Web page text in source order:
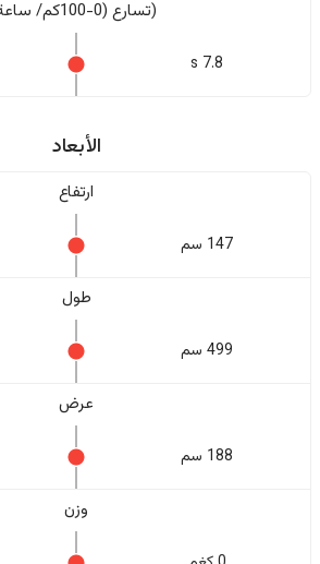
(تسارع (0-100كم/ ساعة
7.8 s
الأبعاد
ارتفاع
147 سم
طول
499 سم
عرض
188 سم
وزن